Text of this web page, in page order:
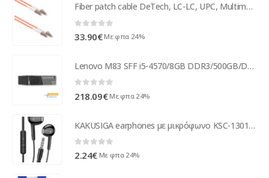
Fiber patch cable DeTech, LC-LC, UPC, Multimode, Duplex, 10m, Orange - 18343
33.90€ Με φπα 24%
Lenovo M83 SFF i5-4570/8GB DDR3/500GB/DVD/8P Grade A+ Refurbished PC ( 97220 )
218.09€ Με φπα 24%
KAKUSIGA earphones με μικρόφωνο KSC-1301, 3.5mm σύνδεση, 14mm, 1.1m, μαύρα
0 out of 5
2.24€ Με φπα 24%